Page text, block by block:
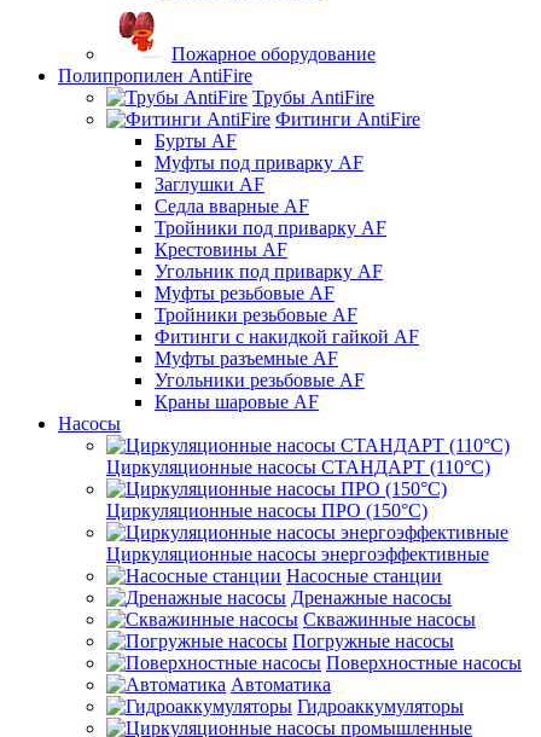
Пожарное оборудование
Полипропилен AntiFire
Трубы AntiFire
Фитинги AntiFire
Бурты AF
Муфты под приварку AF
Заглушки AF
Седла вварные AF
Тройники под приварку AF
Крестовины AF
Угольник под приварку AF
Муфты резьбовые AF
Тройники резьбовые AF
Фитинги с накидкой гайкой AF
Муфты разъемные AF
Угольники резьбовые AF
Краны шаровые AF
Насосы
Циркуляционные насосы СТАНДАРТ (110°C)
Циркуляционные насосы ПРО (150°C)
Циркуляционные насосы энергоэффективные
Насосные станции
Дренажные насосы
Скважинные насосы
Погружные насосы
Поверхностные насосы
Автоматика
Гидроаккумуляторы